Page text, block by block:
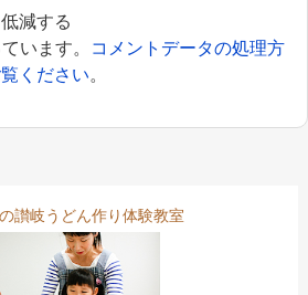
減する
います。 コメントデータの処理方
ください。
讃岐うどん作り体験教室